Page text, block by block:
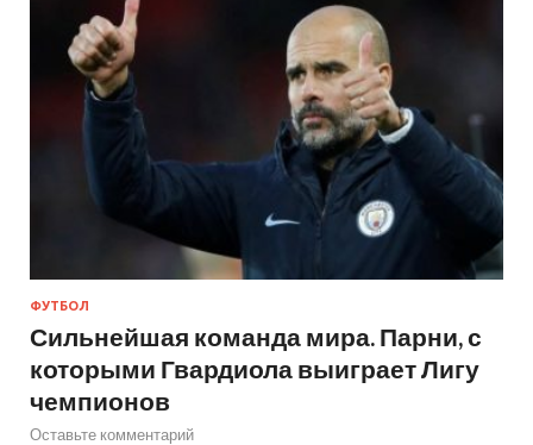
ФУТБОЛ
Сильнейшая команда мира. Парни, с
которыми Гвардиола выиграет Лигу
чемпионов
Оставьте комментарий